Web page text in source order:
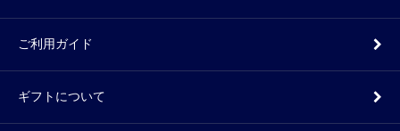
ご利用ガイド
ギフトについて